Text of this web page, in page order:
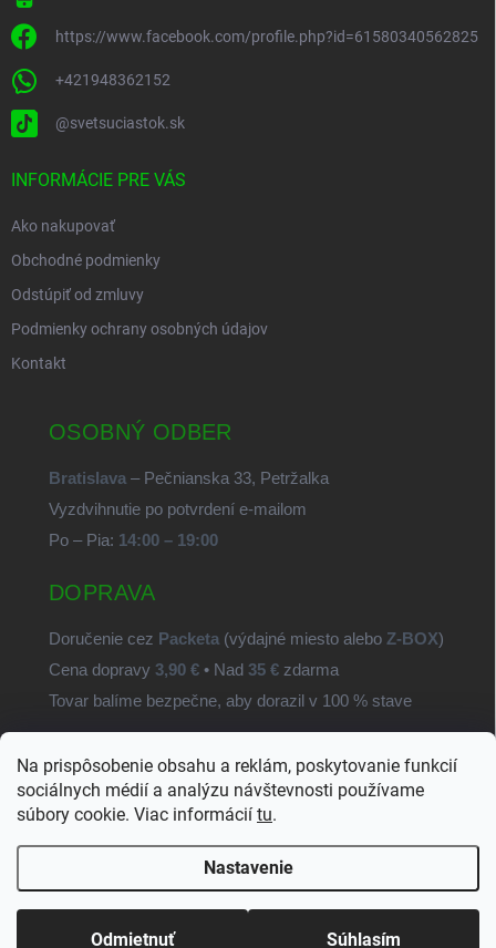
Na prispôsobenie obsahu a reklám, poskytovanie funkcií
sociálnych médií a analýzu návštevnosti používame
súbory cookie. Viac informácií tu.
Nastavenie
Odmietnuť Súhlasím
https://www.facebook.com/profile.php?id=61580340562825
+421948362152
@svetsuciastok.sk
INFORMÁCIE PRE VÁS
Ako nakupovať
Obchodné podmienky
Odstúpiť od zmluvy
Podmienky ochrany osobných údajov
Kontakt
OSOBNÝ ODBER
Bratislava – Pečnianska 33, Petržalka
Vyzdvihnutie po potvrdení e-mailom
Po – Pia: 14:00 – 19:00
DOPRAVA
Doručenie cez Packeta (výdajné miesto alebo Z-BOX)
Cena dopravy 3,90 € • Nad 35 € zdarma
Tovar balíme bezpečne, aby dorazil v 100 % stave
SvetSúčiastok.sk
Copyright 2026SvetSuciastok.sk. Všetky práva vyhradené.Upraviť